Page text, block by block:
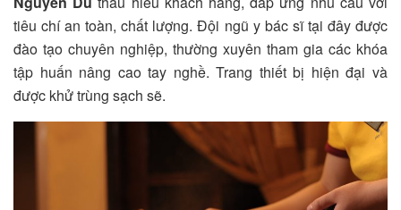
tiêu chí an toàn, chất lượng. Đội ngũ y bác sĩ tại đây được
đào tạo chuyên nghiệp, thường xuyên tham gia các khóa
tập huấn nâng cao tay nghề. Trang thiết bị hiện đại và
được khử trùng sạch sẽ.